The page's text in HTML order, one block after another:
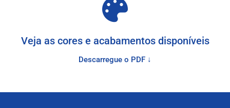
Veja as cores e acabamentos disponíveis
Descarregue o PDF ↓